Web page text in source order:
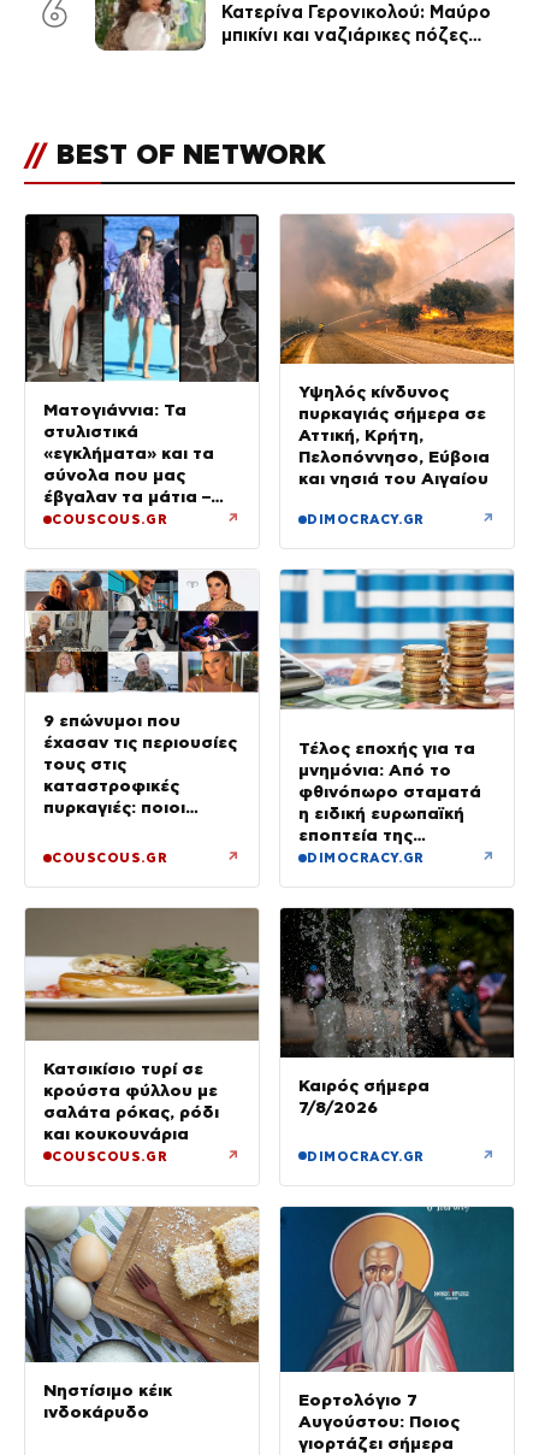
6
Κατερίνα Γερονικολού: Μαύρο
μπικίνι και ναζιάρικες πόζες
// BEST OF NETWORK
Ματογιάννια: Τα
στυλιστικά
«εγκλήματα» και τα
σύνολα που μας
έβγαλαν τα μάτια –
Μόνο τρεις πήραν 10
COUSCOUS.GR ↗
Υψηλός κίνδυνος
πυρκαγιάς σήμερα σε
Αττική, Κρήτη,
Πελοπόννησο, Εύβοια
και νησιά του Αιγαίου
DIMOCRACY.GR ↗
9 επώνυμοι που
έχασαν τις περιουσίες
τους στις
καταστροφικές
πυρκαγιές: ποιοι
COUSCOUS.GR ↗
Τέλος εποχής για τα
μνημόνια: Από το
φθινόπωρο σταματά
η ειδική ευρωπαϊκή
εποπτεία της
ελληνικής οικονομίας
DIMOCRACY.GR ↗
Κατσικίσιο τυρί σε
κρούστα φύλλου με
σαλάτα ρόκας, ρόδι
και κουκουνάρια
COUSCOUS.GR ↗
Καιρός σήμερα
7/8/2026
DIMOCRACY.GR ↗
Νηστίσιμο κέικ
ινδοκάρυδο
Εορτολόγιο 7
Αυγούστου: Ποιος
γιορτάζει σήμερα